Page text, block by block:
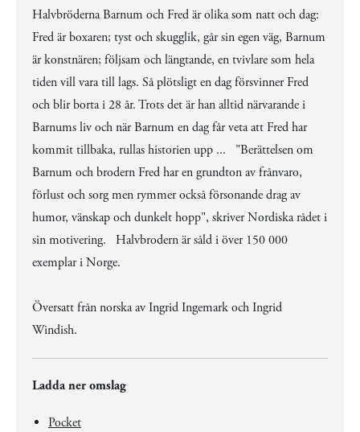
Halvbröderna Barnum och Fred är olika som natt och dag:
Fred är boxaren; tyst och skugglik, går sin egen väg, Barnum
är konstnären; följsam och längtande, en tvivlare som hela
tiden vill vara till lags. Så plötsligt en dag försvinner Fred
och blir borta i 28 år. Trots det är han alltid närvarande i
Barnums liv och när Barnum en dag får veta att Fred har
kommit tillbaka, rullas historien upp ... "Berättelsen om
Barnum och brodern Fred har en grundton av frånvaro,
förlust och sorg men rymmer också försonande drag av
humor, vänskap och dunkelt hopp", skriver Nordiska rådet i
sin motivering. Halvbrodern är såld i över 150 000
exemplar i Norge.
Översatt från norska av Ingrid Ingemark och Ingrid
Windish.
Ladda ner omslag
Pocket